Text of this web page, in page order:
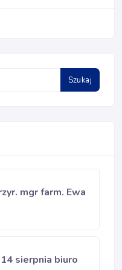
Szukaj
mgr farm. Ewa
sierpnia biuro